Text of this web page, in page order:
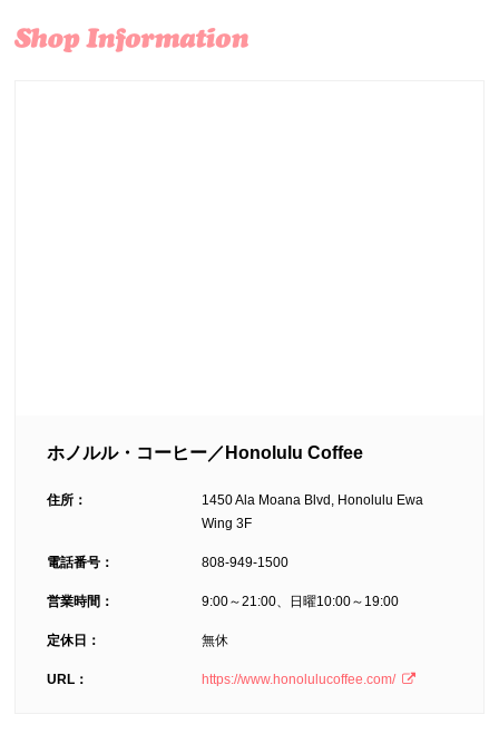
ホノルル・コーヒー／Honolulu Coffee
住所：
1450 Ala Moana Blvd, Honolulu Ewa
Wing 3F
電話番号： 808-949-1500
営業時間： 9:00～21:00、日曜10:00～19:00
定休日： 無休
URL： https://www.honolulucoffee.com/